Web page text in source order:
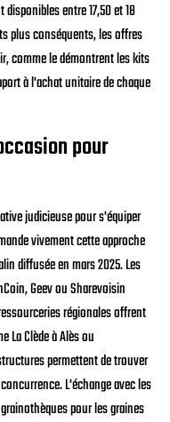
entre 17,50 et 18
plus conséquents, les offres
comme le démontrent les kits
à l'achat unitaire de chaque
pour
judicieuse pour s'équiper
vivement cette approche
diffusée en mars 2025. Les
Geev ou Sharevoisin
régionales offrent
La Clède à Alès ou
permettent de trouver
L'échange avec les
pour les graines